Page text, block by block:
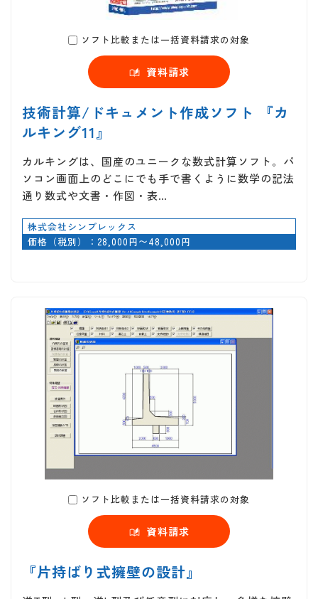
ソフト比較または一括資料請求の対象
資料請求
技術計算/ドキュメント作成ソフト 『カ
ルキング11』
カルキングは、国産のユニークな数式計算ソフト。パ
ソコン画面上のどこにでも手で書くように数学の記法
通り数式や文書・作図・表…
株式会社シンプレックス
価格（税別）：28,000円〜48,000円
ソフト比較または一括資料請求の対象
資料請求
『片持ばり式擁壁の設計』